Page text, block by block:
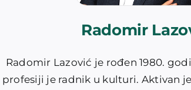
Radomir
Radomir Lazović je rođen 1980.
profesiji je radnik u kulturi. Aktivan